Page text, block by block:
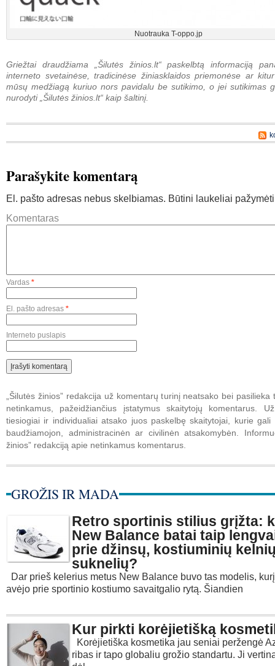
Nuotrauka T-oppo.jp
Griežtai draudžiama „Šilutės žinios.lt“ paskelbtą informaciją
interneto svetainėse, tradicinėse žiniasklaidos priemonėse ar
mūsų medžiagą kuriuo nors pavidalu be sutikimo, o jei sutikimas
nurodyti „Šilutės žinios.lt“ kaip šaltinį.
Parašykite komentarą
El. pašto adresas nebus skelbiamas. Būtini laukeliai
Komentaras
Vardas *
El. pašto adresas *
Interneto puslapis
„Šilutės žinios” redakcija už komentarų turinį neatsako bei pasilieka
netinkamus, pažeidžiančius įstatymus skaitytojų komentarus.
tiesiogiai ir individualiai atsako juos paskelbę skaitytojai, kurie gali
baudžiamojon, administracinėn ar civilinėn atsakomybėn.
žinios” redakciją apie netinkamus komentarus.
GROŽIS IR MADA
Retro sportinis stilius grįžta:
New Balance batai taip
prie džinsų, kostiuminių
suknelių?
Dar prieš kelerius metus New Balance buvo tas modelis,
avėjo prie sportinio kostiumo savaitgalio rytą. Šiandien
Kur pirkti korėjietišką
Korėjietiška kosmetika jau seniai peržengė
ribas ir tapo globaliu grožio standartu. Ji